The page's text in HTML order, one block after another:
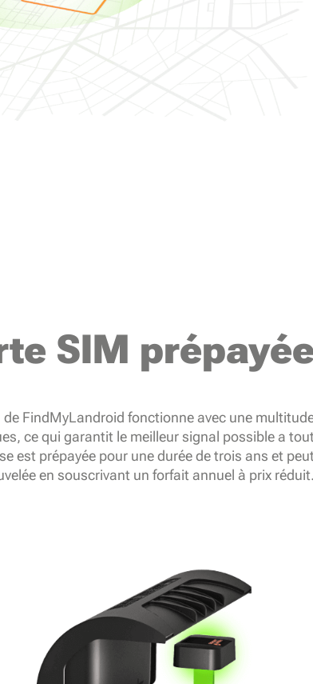
SIM prépayée
FindMyLandroid fonctionne avec une
ce qui garantit le meilleur signal possible a
est prépayée pour une durée de trois ans et
en souscrivant un forfait annuel à prix réduit.